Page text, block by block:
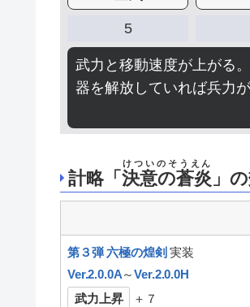
5
武力と移動速度が上がる
器を解放していれば兵力
計略「 決意の蒼炎
けついのそうえん
」
第３弾 六極の煌剣 実装
Ver.2.0.0A～Ver.2.0.0H
武力上昇
＋７